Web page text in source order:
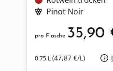
Pinot Noir
0.75 L(47,87 €/L)
pro Flasche 35,90